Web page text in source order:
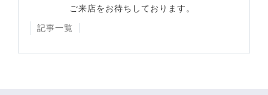
ご来店をお待ちしております。
記事一覧